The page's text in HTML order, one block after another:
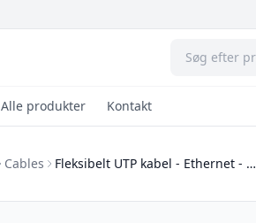
Alle produkter Kontakt
Cables Fleksibelt UTP kabel - Ethernet - …